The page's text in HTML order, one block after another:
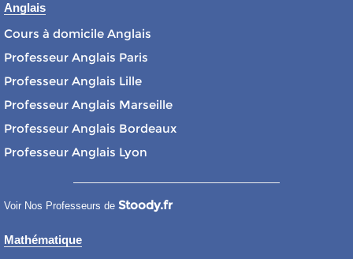
Anglais
Cours à domicile Anglais
Professeur Anglais Paris
Professeur Anglais Lille
Professeur Anglais Marseille
Professeur Anglais Bordeaux
Professeur Anglais Lyon
Voir Nos Professeurs de Stoody.fr
Mathématique